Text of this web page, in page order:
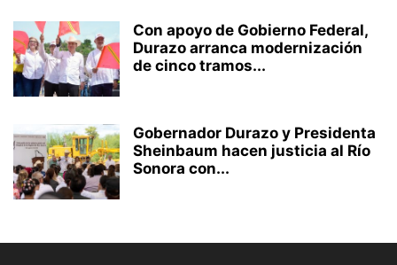
Con apoyo de Gobierno Federal,
Durazo arranca modernización
de cinco tramos...
Gobernador Durazo y Presidenta
Sheinbaum hacen justicia al Río
Sonora con...